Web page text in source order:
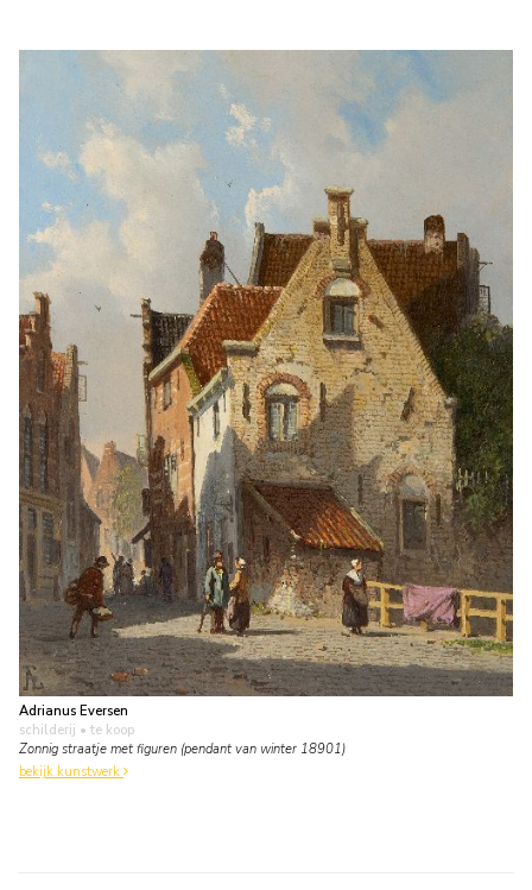
Adrianus Eversen
schilderij • te koop
Zonnig straatje met figuren (pendant van winter 18901)
bekijk kunstwerk